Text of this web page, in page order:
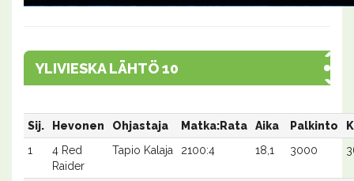
YLIVIESKA LÄHTÖ 10
Sij. Hevonen Ohjastaja Matka:Rata Aika Palkinto
1
4 Red
Raider
Tapio Kalaja 2100:4 18,1 3000